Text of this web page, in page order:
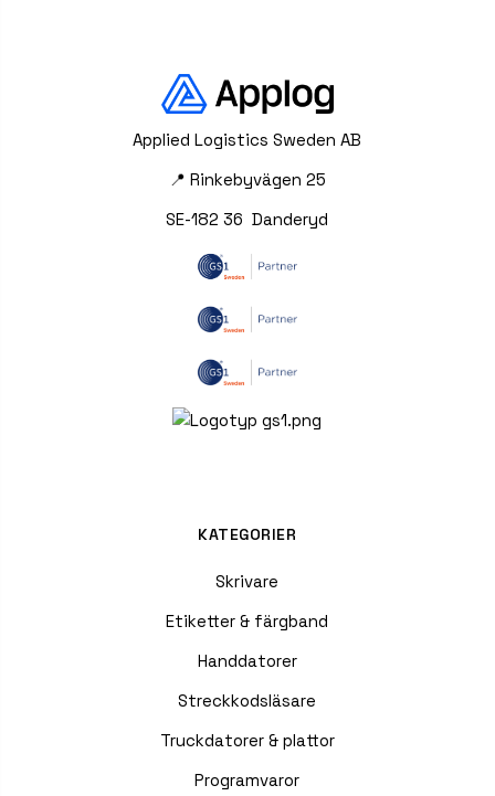
Applied Logistics Sweden AB
📍 Rinkebyvägen 25
SE-182 36 Danderyd
KATEGORIER
Skrivare
Etiketter & färgband
Handdatorer
Streckkodsläsare
Truckdatorer & plattor
Programvaror